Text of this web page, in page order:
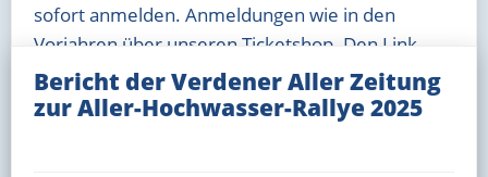
sofort anmelden. Anmeldungen wie in den
Vorjahren über unseren Ticketshop. Den Link
dorthin findet Ihr bei
Weiterlesen
Bericht der Verdener Aller Zeitung
zur Aller-Hochwasser-Rallye 2025